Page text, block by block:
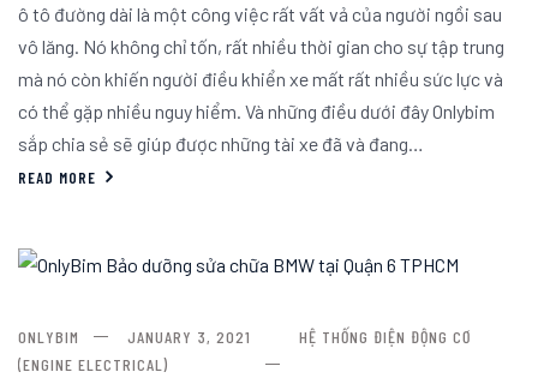
ô tô đường dài là một công việc rất vất vả của người ngồi sau
vô lăng. Nó không chỉ tốn, rất nhiều thời gian cho sự tập trung
mà nó còn khiến người điều khiển xe mất rất nhiều sức lực và
có thể gặp nhiều nguy hiểm. Và những điều dưới đây Onlybim
sắp chia sẻ sẽ giúp được những tài xe đã và đang…
READ MORE
ONLYBIM JANUARY 3, 2021
HỆ THỐNG ĐIỆN ĐỘNG CƠ
(ENGINE ELECTRICAL)